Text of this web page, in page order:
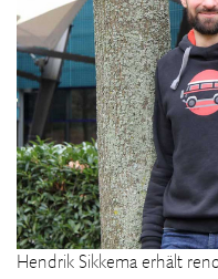
Hendrik Sikkema erhält